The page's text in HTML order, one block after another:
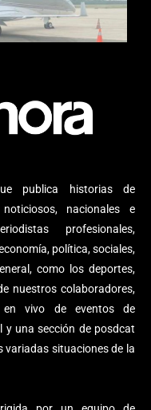
publica historias de
nacionales e
profesionales,
política, sociales,
como los deportes,
nuestros colaboradores,
en vivo de eventos de
y una sección de posdcat
variadas situaciones de la